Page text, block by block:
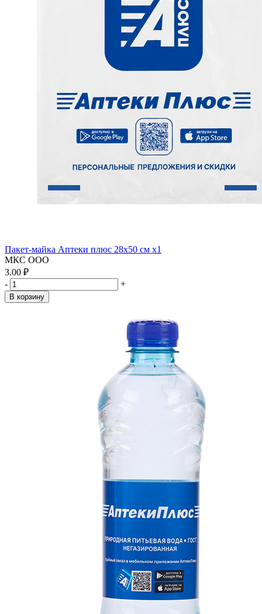
Пакет-майка Аптеки плюс 28х50 см x1
МКС ООО
3.00 ₽
-
+
В корзину